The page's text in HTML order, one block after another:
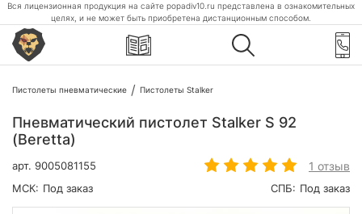
Вся лицензионная продукция на сайте popadiv10.ru представлена в ознакомительных
целях, и не может быть приобретена дистанционным способом.
Пистолеты пневматические Пистолеты Stalker
Пневматический пистолет Stalker S 92
(Beretta)
арт. 9005081155 1 отзыв
МСК: Под заказ СПБ: Под заказ